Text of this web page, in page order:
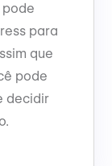
pode
para
que
pode
decidir